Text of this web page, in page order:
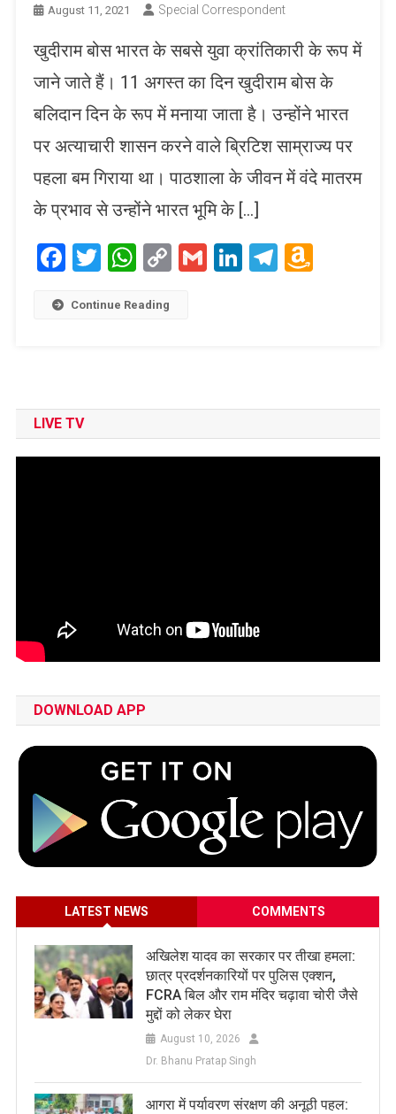
August 11, 2021 Special Correspondent
खुदीराम बोस भारत के सबसे युवा क्रांतिकारी के रूप में
जाने जाते हैं। 11 अगस्त का दिन खुदीराम बोस के
बलिदान दिन के रूप में मनाया जाता है। उन्होंने भारत
पर अत्याचारी शासन करने वाले ब्रिटिश साम्राज्य पर
पहला बम गिराया था। पाठशाला के जीवन में वंदे मातरम
के प्रभाव से उन्होंने भारत भूमि के […]
Facebook
Twitter
WhatsApp
CopyGmailLinkedIn
Telegram
Continue Reading
LIVE TV
DOWNLOAD APP
LATEST NEWS COMMENTS
अखिलेश यादव का सरकार पर तीखा हमला:
छात्र प्रदर्शनकारियों पर पुलिस एक्शन,
FCRA बिल और राम मंदिर चढ़ावा चोरी जैसे
मुद्दों को लेकर घेरा
August 10, 2026
Dr. Bhanu Pratap Singh
आगरा में पर्यावरण संरक्षण की अनूठी पहल: